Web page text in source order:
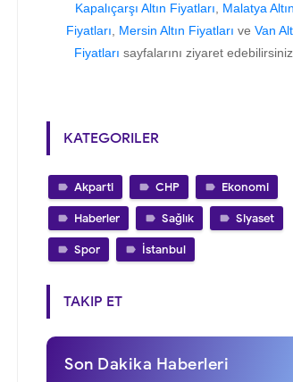
Kapalıçarşı Altın Fiyatları, Malatya Altın
Fiyatları, Mersin Altın Fiyatları ve Van
Fiyatları sayfalarını ziyaret
KATEGORILER
Akparti CHP Ekonomi
Haberler Sağlık Siyaset
Spor İstanbul
TAKIP ET
Son Dakika Haberleri